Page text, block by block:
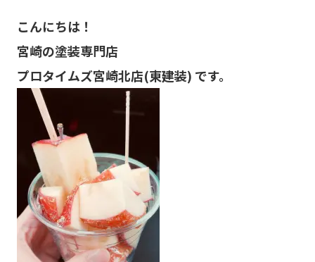
こんにちは！
宮崎の塗装専門店
プロタイムズ宮崎北店(東建装) です。